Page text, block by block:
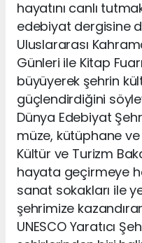
hayatını canlı
edebiyat dergisine
Uluslararası
Günleri ile Kitap
büyüyerek şehrin
güçlendirdiğini
Dünya Edebiyat
müze, kütüphane
Kültür ve Turizm
hayata geçirmeye
sanat sokakları ile
şehrimize
UNESCO Yaratıcı